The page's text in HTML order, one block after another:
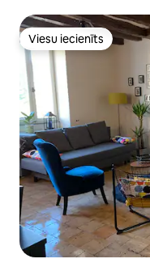
Viesu iecienīts
Viesu iecienīts